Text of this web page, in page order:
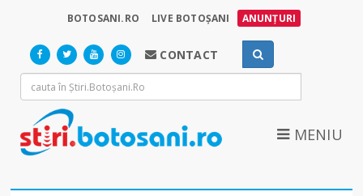
BOTOSANI.RO LIVE BOTOȘANI ANUNȚURI
CONTACT
MENIU